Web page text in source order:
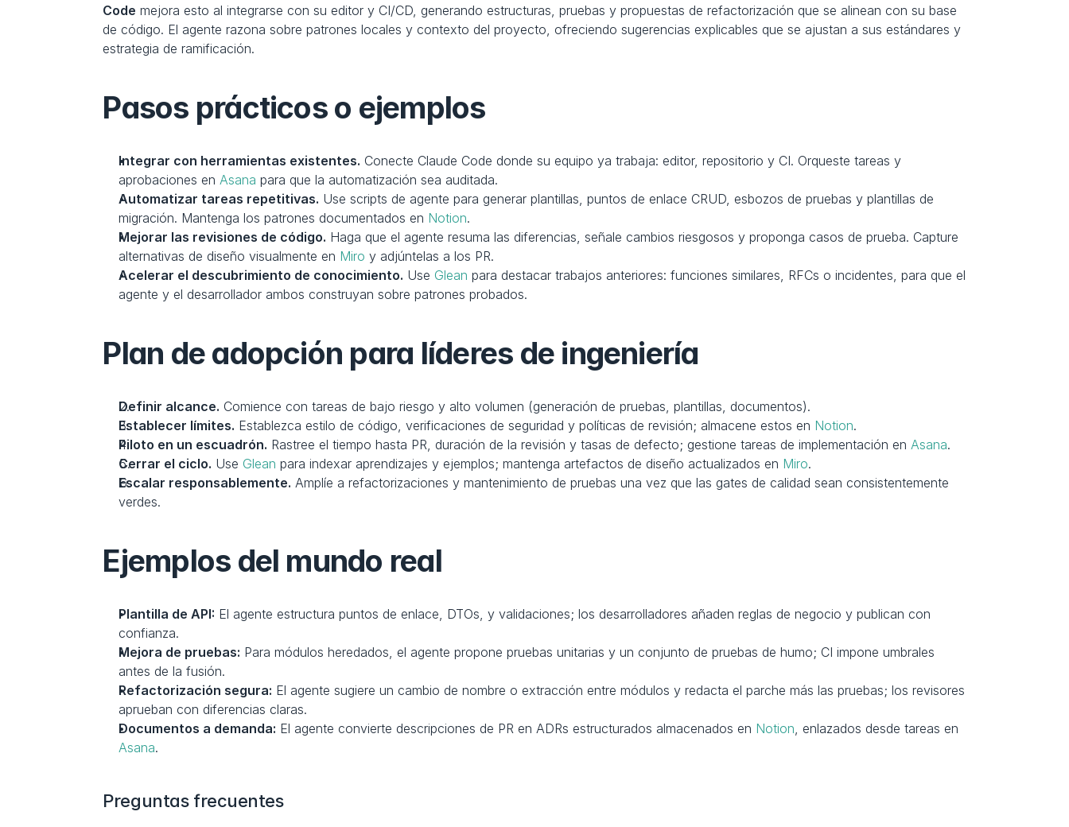
Code mejora esto al integrarse con su editor y CI/CD, generando estructuras, pruebas y propuestas de refactorización que se alinean con su base
de código. El agente razona sobre patrones locales y contexto del proyecto, ofreciendo sugerencias explicables que se ajustan a sus estándares y
estrategia de ramificación.
Pasos prácticos o ejemplos
Integrar con herramientas existentes. Conecte Claude Code donde su equipo ya trabaja: editor, repositorio y CI. Orqueste tareas y
aprobaciones en Asana para que la automatización sea auditada.
Automatizar tareas repetitivas. Use scripts de agente para generar plantillas, puntos de enlace CRUD, esbozos de pruebas y plantillas de
migración. Mantenga los patrones documentados en Notion.
Mejorar las revisiones de código. Haga que el agente resuma las diferencias, señale cambios riesgosos y proponga casos de prueba. Capture
alternativas de diseño visualmente en Miro y adjúntelas a los PR.
Acelerar el descubrimiento de conocimiento. Use Glean para destacar trabajos anteriores: funciones similares, RFCs o incidentes, para que el
agente y el desarrollador ambos construyan sobre patrones probados.
Plan de adopción para líderes de ingeniería
Definir alcance. Comience con tareas de bajo riesgo y alto volumen (generación de pruebas, plantillas, documentos).
Establecer límites. Establezca estilo de código, verificaciones de seguridad y políticas de revisión; almacene estos en Notion.
Piloto en un escuadrón. Rastree el tiempo hasta PR, duración de la revisión y tasas de defecto; gestione tareas de implementación en Asana.
Cerrar el ciclo. Use Glean para indexar aprendizajes y ejemplos; mantenga artefactos de diseño actualizados en Miro.
Escalar responsablemente. Amplíe a refactorizaciones y mantenimiento de pruebas una vez que las gates de calidad sean consistentemente
verdes.
Ejemplos del mundo real
Plantilla de API: El agente estructura puntos de enlace, DTOs, y validaciones; los desarrolladores añaden reglas de negocio y publican con
confianza.
Mejora de pruebas: Para módulos heredados, el agente propone pruebas unitarias y un conjunto de pruebas de humo; CI impone umbrales
antes de la fusión.
Refactorización segura: El agente sugiere un cambio de nombre o extracción entre módulos y redacta el parche más las pruebas; los revisores
aprueban con diferencias claras.
Documentos a demanda: El agente convierte descripciones de PR en ADRs estructurados almacenados en Notion
Asana.
Preguntas frecuentes